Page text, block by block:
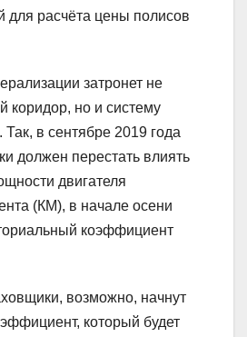
для расчёта цены полисов
затронет не
коридор, но и систему
в сентябре 2019 года
должен перестать влиять
двигателя
(КМ), в начале осени
коэффициент
возможно, начнут
который будет